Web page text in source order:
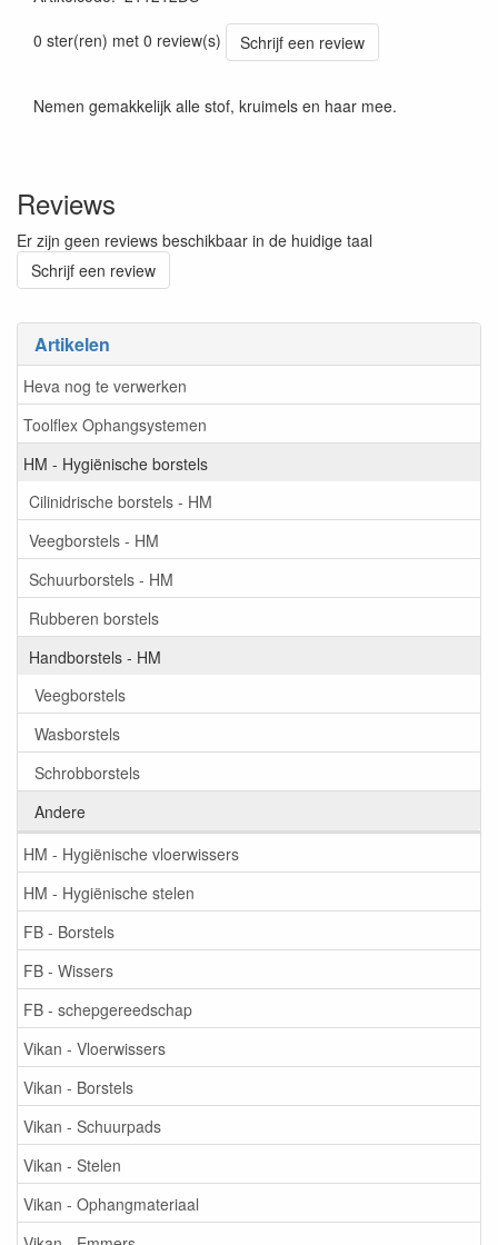
Artikelen
Heva nog te verwerken
Toolflex Ophangsystemen
HM - Hygiënische borstels
Cilinidrische borstels - HM
Veegborstels - HM
Schuurborstels - HM
Rubberen borstels
Handborstels - HM
Veegborstels
Wasborstels
Schrobborstels
Andere
HM - Hygiënische vloerwissers
HM - Hygiënische stelen
FB - Borstels
FB - Wissers
FB - schepgereedschap
Vikan - Vloerwissers
Vikan - Borstels
Vikan - Schuurpads
Vikan - Stelen
Vikan - Ophangmateriaal
0 ster(ren) met 0 review(s)
Schrijf een review
Nemen gemakkelijk alle stof, kruimels en haar mee.
Reviews
Er zijn geen reviews beschikbaar in de huidige taal
Schrijf een review